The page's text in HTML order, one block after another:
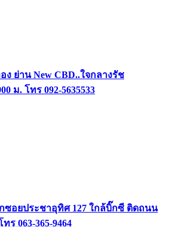
ย่าน New CBD..ใจกลางรัช
ม. โทร 092-5635533
อยประชาอุทิศ 127 ใกล้บิ๊กซี ติดถนน
ร 063-365-9464